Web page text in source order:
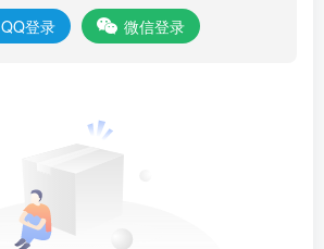
QQ登录 微信登录